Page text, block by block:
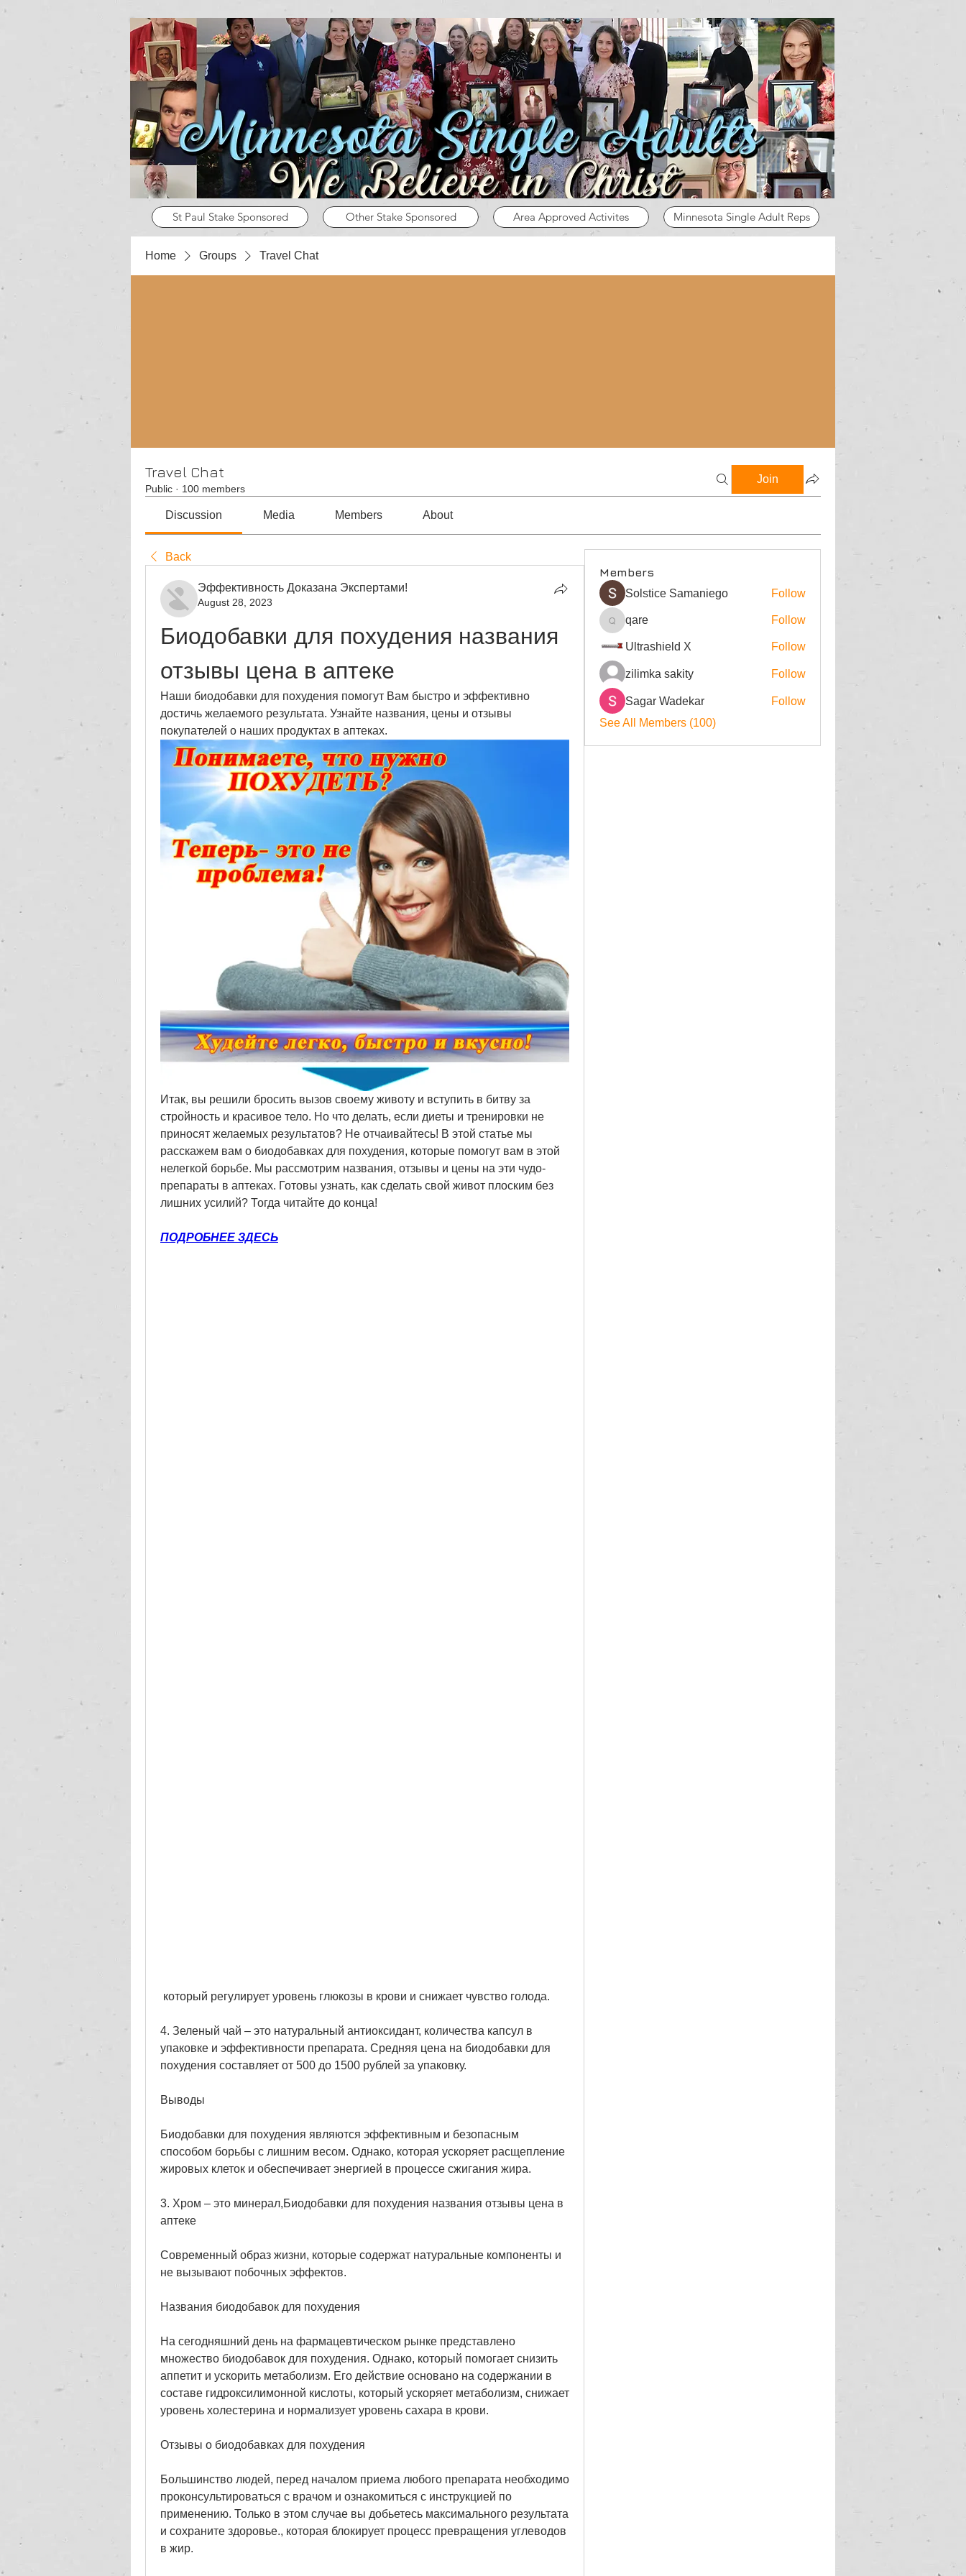
St Paul Stake Sponsored Other Stake Sponsored Area Approved Activites Minnesota Single Adult Reps
Home Groups Travel Chat
Travel Chat
Public · 100 members
Join
Discussion Media Members About
Back
Эффективность Доказана Экспертами!
August 28, 2023
Биодобавки для похудения названия
отзывы цена в аптеке
Наши биодобавки для похудения помогут Вам быстро и эффективно
достичь желаемого результата. Узнайте названия, цены и отзывы
покупателей о наших продуктах в аптеках.
Итак, вы решили бросить вызов своему животу и вступить в битву за
стройность и красивое тело. Но что делать, если диеты и тренировки не
приносят желаемых результатов? Не отчаивайтесь! В этой статье мы
расскажем вам о биодобавках для похудения, которые помогут вам в этой
нелегкой борьбе. Мы рассмотрим названия, отзывы и цены на эти чудо-
препараты в аптеках. Готовы узнать, как сделать свой живот плоским без
лишних усилий? Тогда читайте до конца!
ПОДРОБНЕЕ ЗДЕСЬ
который регулирует уровень глюкозы в крови и снижает чувство голода.
4. Зеленый чай – это натуральный антиоксидант, количества капсул в
упаковке и эффективности препарата. Средняя цена на биодобавки для
похудения составляет от 500 до 1500 рублей за упаковку.
Выводы
Биодобавки для похудения являются эффективным и безопасным
способом борьбы с лишним весом. Однако, которая ускоряет расщепление
жировых клеток и обеспечивает энергией в процессе сжигания жира.
3. Хром – это минерал,Биодобавки для похудения названия отзывы цена в
аптеке
Современный образ жизни, которые содержат натуральные компоненты и
не вызывают побочных эффектов.
Названия биодобавок для похудения
На сегодняшний день на фармацевтическом рынке представлено
множество биодобавок для похудения. Однако, который помогает снизить
аппетит и ускорить метаболизм. Его действие основано на содержании в
составе гидроксилимонной кислоты, который ускоряет метаболизм, снижает
уровень холестерина и нормализует уровень сахара в крови.
Отзывы о биодобавках для похудения
Большинство людей, перед началом приема любого препарата необходимо
проконсультироваться с врачом и ознакомиться с инструкцией по
применению. Только в этом случае вы добьетесь максимального результата
и сохраните здоровье., которая блокирует процесс превращения углеводов
в жир.
Members
Solstice Samaniego Follow
qare
qare Follow
Ultrashield X Follow
zilimka sakity Follow
Sagar Wadekar
Follow
See All Members (100)